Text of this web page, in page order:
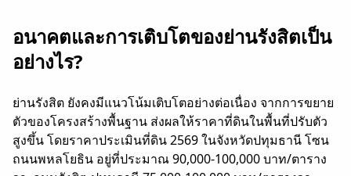
อนาคตและการเติบโตของย่านรังสิตเป็น
อย่างไร?
ย่านรังสิต ยังคงมีแนวโน้มเติบโตอย่างต่อเนื่อง จากการขยาย
ตัวของโครงสร้างพื้นฐาน ส่งผลให้ราคาที่ดินในพื้นที่ปรับตัว
สูงขึ้น โดยราคาประเมินที่ดิน 2569 ในจังหวัดปทุมธานี โซน
ถนนพหลโยธิน อยู่ที่ประมาณ 90,000-100,000 บาท/ตาราง